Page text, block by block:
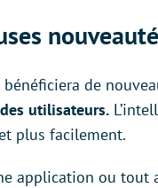
de
utilisateurs.
plus facilement.
application ou